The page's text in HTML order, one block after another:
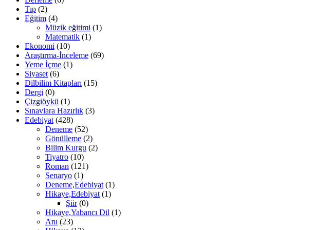
Tıp (2)
Eğitim (4)
Müzik eğitimi (1)
Matematik (1)
Ekonomi (10)
Araştırma-İnceleme (69)
Yeme İçme (1)
Siyaset (6)
Dilbilim Kitapları (15)
Dergi (0)
Çizgiöykü (1)
Sınavlara Hazırlık (3)
Edebiyat (428)
Deneme (52)
Gönülleme (2)
Bilim Kurgu (2)
Tiyatro (10)
Roman (121)
Senaryo (1)
Deneme,Edebiyat (1)
Hikaye,Edebiyat (1)
Şiir (0)
Hikaye,Yabancı Dil (1)
Anı (23)